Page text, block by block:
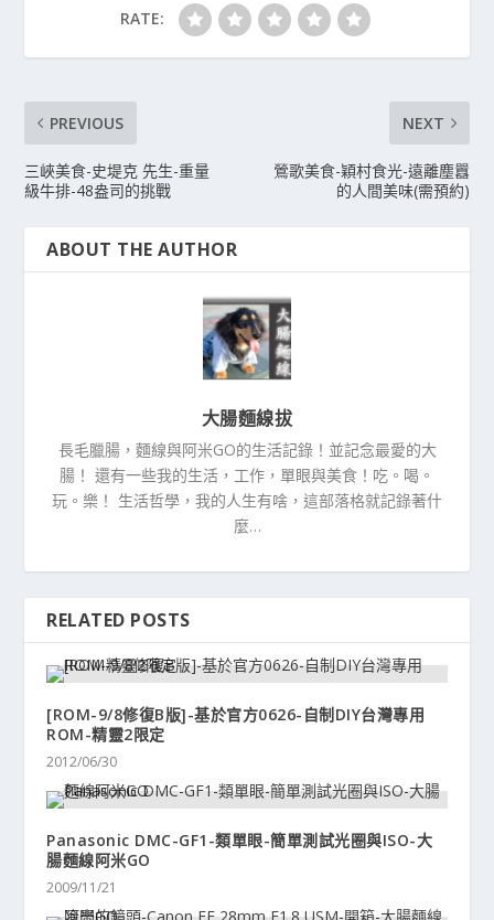
RATE:
PREVIOUS
三峽美食-史堤克 先生-重量
級牛排-48盎司的挑戰
NEXT
鶯歌美食-穎村食光-遠離塵囂
的人間美味(需預約)
ABOUT THE AUTHOR
大腸麵線拔
長毛臘腸，麵線與阿米GO的生活記錄！並記念最愛的大
腸！ 還有一些我的生活，工作，單眼與美食！吃。喝。
玩。樂！ 生活哲學，我的人生有啥，這部落格就記錄著什
麼…
RELATED POSTS
[ROM-9/8修復B版]-基於官方0626-自制DIY台灣專用
ROM-精靈2限定
2012/06/30
Panasonic DMC-GF1-類單眼-簡單測試光圈與ISO-大
腸麵線阿米GO
2009/11/21